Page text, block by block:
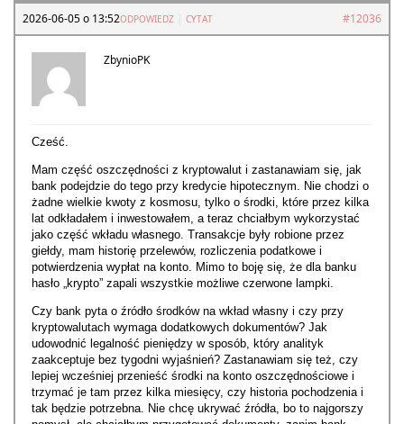
2026-06-05 o 13:52 #12036
ODPOWIEDZ CYTAT
ZbynioPK
Cześć.
Mam część oszczędności z kryptowalut i zastanawiam się, jak
bank podejdzie do tego przy kredycie hipotecznym. Nie chodzi o
żadne wielkie kwoty z kosmosu, tylko o środki, które przez kilka
lat odkładałem i inwestowałem, a teraz chciałbym wykorzystać
jako część wkładu własnego. Transakcje były robione przez
giełdy, mam historię przelewów, rozliczenia podatkowe i
potwierdzenia wypłat na konto. Mimo to boję się, że dla banku
hasło „krypto” zapali wszystkie możliwe czerwone lampki.
Czy bank pyta o źródło środków na wkład własny i czy przy
kryptowalutach wymaga dodatkowych dokumentów? Jak
udowodnić legalność pieniędzy w sposób, który analityk
zaakceptuje bez tygodni wyjaśnień? Zastanawiam się też, czy
lepiej wcześniej przenieść środki na konto oszczędnościowe i
trzymać je tam przez kilka miesięcy, czy historia pochodzenia i
tak będzie potrzebna. Nie chcę ukrywać źródła, bo to najgorszy